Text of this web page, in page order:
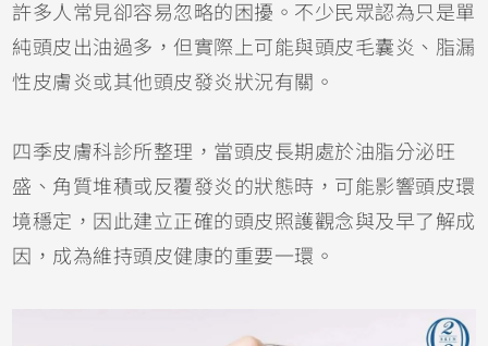
許多人常見卻容易忽略的困擾。不少民眾認為只是單
純頭皮出油過多，但實際上可能與頭皮毛囊炎、脂漏
性皮膚炎或其他頭皮發炎狀況有關。
四季皮膚科診所整理，當頭皮長期處於油脂分泌旺
盛、角質堆積或反覆發炎的狀態時，可能影響頭皮環
境穩定，因此建立正確的頭皮照護觀念與及早了解成
因，成為維持頭皮健康的重要一環。